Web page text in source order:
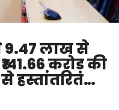
9.47 लाख से
करोड़ की
हस्तांतरित…